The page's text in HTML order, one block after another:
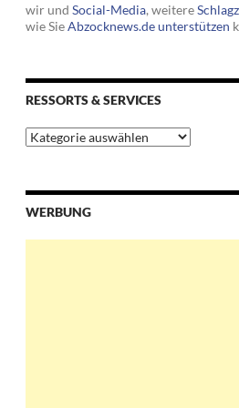
wir und Social-Media, weitere
wie SieAbzocknews.de unterstützen
RESSORTS & SERVICES
Ressorts
&
WERBUNG